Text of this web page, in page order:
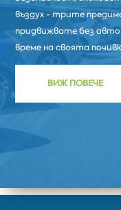
въздух - трите
придвижвате без
време на своята
ВИЖ ПОВЕЧЕ